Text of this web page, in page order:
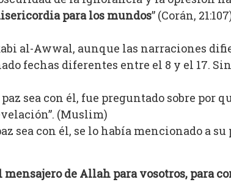
para los mundos” (Corán,
al-Awwal, aunque las narraciones
fechas diferentes entre el 8 y el 17.
sea con él, fue preguntado sobre por
(Muslim)
sea con él, se lo había mencionado a
mensajero de Allah para vosotros, para